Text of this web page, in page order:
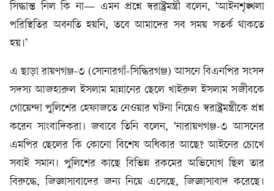
সিদ্ধান্ত নিল কি না— এমন প্রশ্নে স্বরাষ্ট্রমন্ত্রী বলেন, ‘আইনশৃঙ্খলা
পরিস্থিতির অবনতি হয়নি, তবে আমাদের সব সময় সতর্ক থাকতে
হয়।’
এ ছাড়া রায়ণগঞ্জ-৩ (সোনারগাঁ-সিদ্ধিরগঞ্জ) আসনে বিএনপির সংসদ
সদস্য আজহারুল ইসলাম মান্নানের ছেলে খাইরুল ইসলাম সজীবকে
গোয়েন্দা পুলিশের হেফাজতে নেওয়ার ঘটনা নিয়েও স্বরাষ্ট্রমন্ত্রীকে প্রশ্ন
করেন সাংবাদিকরা। জবাবে তিনি বলেন, ‘নারায়ণগঞ্জ-৩ আসনের
এমপির ছেলের কি কোনো বিশেষ অধিকার আছে? আইনের চোখে
সবাই সমান। পুলিশের কাছে বিভিন্ন রকমের অভিযোগ ছিল তার
বিরুদ্ধে, জিজ্ঞাসাবাদের জন্য নিয়ে এসেছে, জিজ্ঞাসাবাদ করেছে।